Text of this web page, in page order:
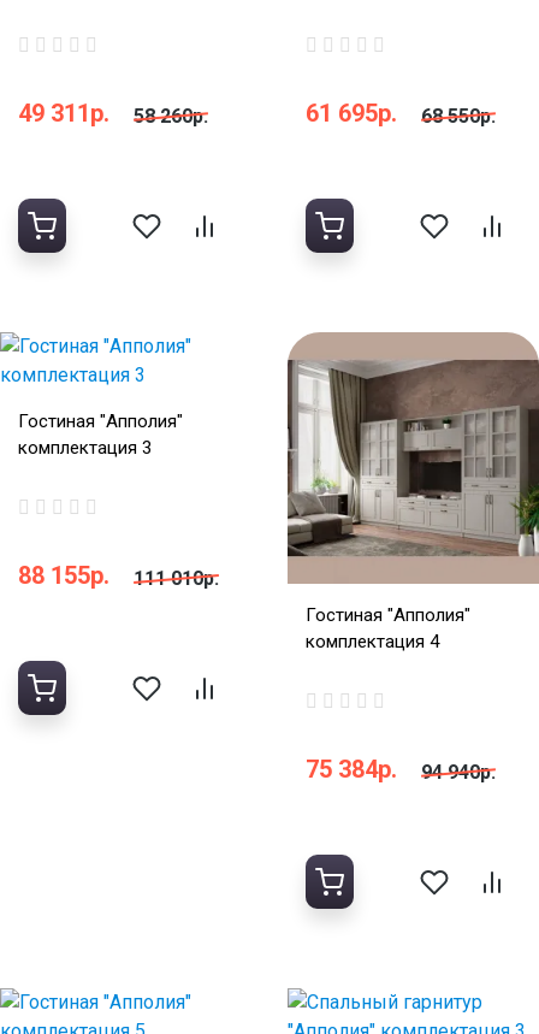
49 311р. 58 260р. 61 695р. 68 550р.
Гостиная "Апполия"
комплектация 3
88 155р. 111 010р.
Гостиная "Апполия"
комплектация 4
75 384р. 94 940р.